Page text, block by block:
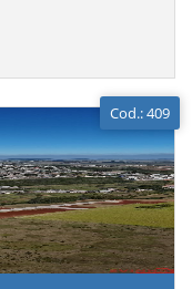
Cod.: 409